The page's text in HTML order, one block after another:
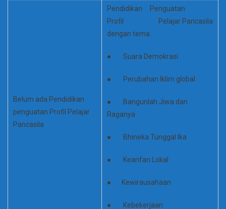
Belum ada Pendidikan
penguatan Profil Pelajar
Pancasila
Pendidikan Penguatan
Profil Pelajar Pancasila
dengan tema :
● Suara Demokrasi
● Perubahan Iklim global
● Bangunlah Jiwa dan
Raganya
● Bhineka Tunggal Ika
● Kearifan Lokal
● Kewirausahaan
● Kebekerjaan